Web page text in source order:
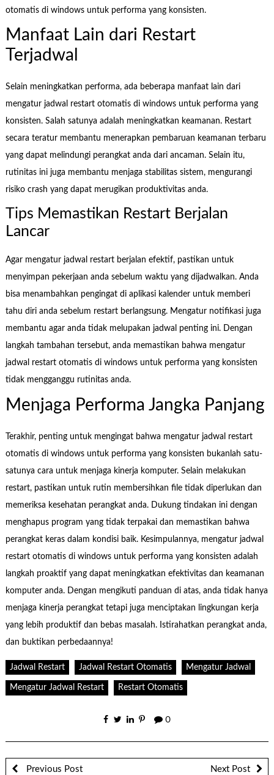
otomatis di windows untuk performa yang konsisten.
Manfaat Lain dari Restart
Terjadwal
Selain meningkatkan performa, ada beberapa manfaat lain dari
mengatur jadwal restart otomatis di windows untuk performa yang
konsisten. Salah satunya adalah meningkatkan keamanan. Restart
secara teratur membantu menerapkan pembaruan keamanan terbaru
yang dapat melindungi perangkat anda dari ancaman. Selain itu,
rutinitas ini juga membantu menjaga stabilitas sistem, mengurangi
risiko crash yang dapat merugikan produktivitas anda.
Tips Memastikan Restart Berjalan
Lancar
Agar mengatur jadwal restart berjalan efektif, pastikan untuk
menyimpan pekerjaan anda sebelum waktu yang dijadwalkan. Anda
bisa menambahkan pengingat di aplikasi kalender untuk memberi
tahu diri anda sebelum restart berlangsung. Mengatur notifikasi juga
membantu agar anda tidak melupakan jadwal penting ini. Dengan
langkah tambahan tersebut, anda memastikan bahwa mengatur
jadwal restart otomatis di windows untuk performa yang konsisten
tidak mengganggu rutinitas anda.
Menjaga Performa Jangka Panjang
Terakhir, penting untuk mengingat bahwa mengatur jadwal restart
otomatis di windows untuk performa yang konsisten bukanlah satu-
satunya cara untuk menjaga kinerja komputer. Selain melakukan
restart, pastikan untuk rutin membersihkan file tidak diperlukan dan
memeriksa kesehatan perangkat anda. Dukung tindakan ini dengan
menghapus program yang tidak terpakai dan memastikan bahwa
perangkat keras dalam kondisi baik. Kesimpulannya, mengatur jadwal
restart otomatis di windows untuk performa yang konsisten adalah
langkah proaktif yang dapat meningkatkan efektivitas dan keamanan
komputer anda. Dengan mengikuti panduan di atas, anda tidak hanya
menjaga kinerja perangkat tetapi juga menciptakan lingkungan kerja
yang lebih produktif dan bebas masalah. Istirahatkan perangkat anda,
dan buktikan perbedaannya!
Jadwal Restart Jadwal Restart Otomatis Mengatur Jadwal
Mengatur Jadwal Restart Restart Otomatis
0
Previous Post Next Post